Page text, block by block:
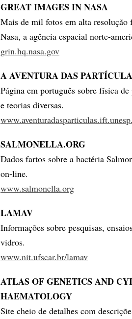
GREAT IMAGES IN NASA
Mais de mil fotos em alta resolução
Nasa, a agência espacial norte-
grin.hq.nasa.gov
A AVENTURA DAS
Página em português sobre física
e teorias diversas.
SALMONELLA.ORG
Dados fartos sobre a bactéria
on-line.
www.salmonella.org
LAMAV
Informações sobre pesquisas,
vidros.
www.nit.ufscar.br/lamav
ATLAS OF GENETICS AND
HAEMATOLOGY
Site cheio de detalhes com